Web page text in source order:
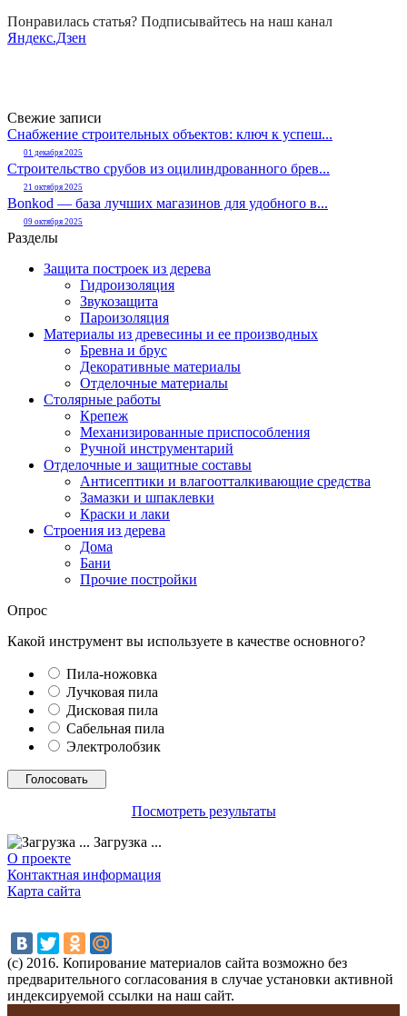
Понравилась статья? Подписывайтесь на наш канал
Яндекс.Дзен
Свежие записи
Снабжение строительных объектов: ключ к успеш...
01 декабря 2025
Строительство срубов из оцилиндрованного брев...
21 октября 2025
Bonkod — база лучших магазинов для удобного в...
09 октября 2025
Разделы
Защита построек из дерева
Гидроизоляция
Звукозащита
Пароизоляция
Материалы из древесины и ее производных
Бревна и брус
Декоративные материалы
Отделочные материалы
Столярные работы
Крепеж
Механизированные приспособления
Ручной инструментарий
Отделочные и защитные составы
Антисептики и влагоотталкивающие средства
Замазки и шпаклевки
Краски и лаки
Строения из дерева
Дома
Бани
Прочие постройки
Опрос
Какой инструмент вы используете в качестве основного?
Пила-ножовка
Лучковая пила
Дисковая пила
Сабельная пила
Электролобзик
Посмотреть результаты
Загрузка ...
О проекте
Контактная информация
Карта сайта
(с) 2016. Копирование материалов сайта возможно без
предварительного согласования в случае установки активной
индексируемой ссылки на наш сайт.